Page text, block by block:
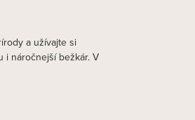
a užívajte si
i náročnejší bežkár. V